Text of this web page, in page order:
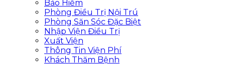
Bảo Hiểm
Phòng Điều Trị Nội Trú
Phòng Săn Sóc Đặc Biệt
Nhập Viện Điều Trị
Xuất Viện
Thông Tin Viện Phí
Khách Thăm Bệnh